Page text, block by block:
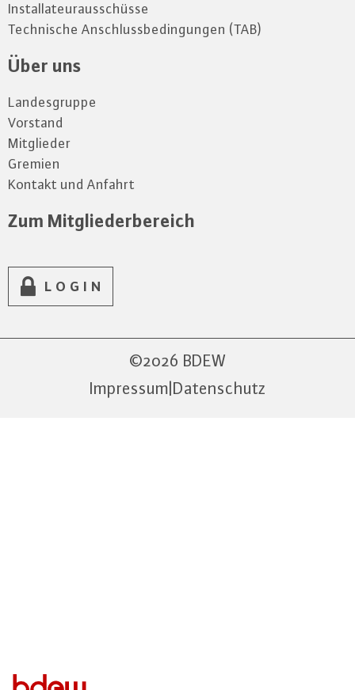
Installateurausschüsse
Technische Anschlussbedingungen (TAB)
Über uns
Landesgruppe
Vorstand
Mitglieder
Gremien
Kontakt und Anfahrt
Zum Mitgliederbereich
LOGIN
2026 BDEW
Impressum|Datenschutz